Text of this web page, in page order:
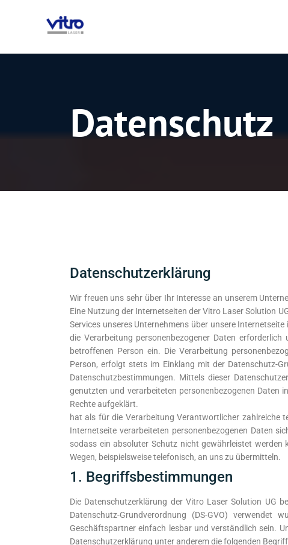
Datenschutz​
Datenschutzerklärung
Wir freuen uns sehr über Ihr Interesse an unserem
Eine Nutzung der Internetseiten der Vitro Laser Solution
Services unseres Unternehmens über unsere
die Verarbeitung personenbezogener Daten
betroffenen Person ein. Die Verarbeitung
Person, erfolgt stets im Einklang mit der Datenschutz-
Datenschutzbestimmungen. Mittels dieser
genutzten und verarbeiteten personenbezogenen Daten
Rechte aufgeklärt.
hat als für die Verarbeitung Verantwortlicher zahlreiche
Internetseite verarbeiteten personenbezogenen Daten
sodass ein absoluter Schutz nicht gewährleistet
Wegen, beispielsweise telefonisch, an uns zu übermitteln.
1. Begriffsbestimmungen
Die Datenschutzerklärung der Vitro Laser Solution UG
Datenschutz-Grundverordnung (DS-GVO)
Geschäftspartner einfach lesbar und verständlich sein.
Datenschutzerklärung unter anderem die folgenden